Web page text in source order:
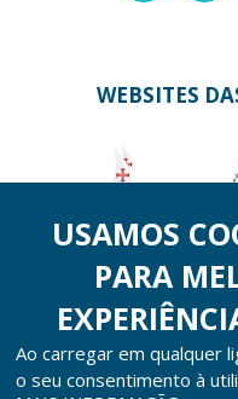
WEBSITES
COPYRIGHT © Direção-
USAMOS
PARA
Ao carregar em qualquer
o seu consentimento à